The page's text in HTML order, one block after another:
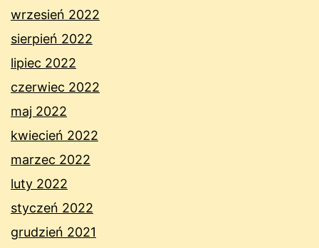
wrzesień 2022
sierpień 2022
lipiec 2022
czerwiec 2022
maj 2022
kwiecień 2022
marzec 2022
luty 2022
styczeń 2022
grudzień 2021